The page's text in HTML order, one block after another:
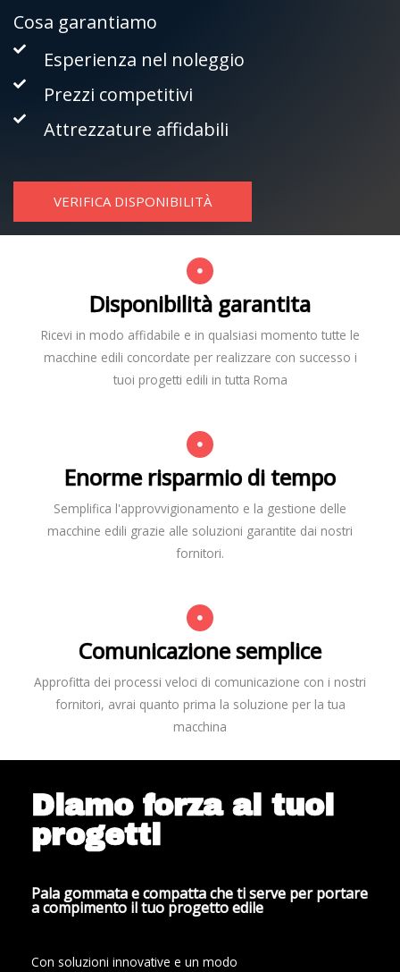
Cosa garantiamo
Esperienza nel noleggio
Prezzi competitivi
Attrezzature affidabili
VERIFICA DISPONIBILITÀ
Disponibilità garantita
Ricevi in modo affidabile e in qualsiasi momento tutte le
macchine edili concordate per realizzare con successo i
tuoi progetti edili in tutta Roma
Enorme risparmio di tempo
Semplifica l'approvvigionamento e la gestione delle
macchine edili grazie alle soluzioni garantite dai nostri
fornitori.
Comunicazione semplice
Approfitta dei processi veloci di comunicazione con i nostri
fornitori, avrai quanto prima la soluzione per la tua
macchina
Diamo forza ai tuoi
progetti
Pala gommata e compatta che ti serve per portare
a compimento il tuo progetto edile
Con soluzioni innovative e un modo